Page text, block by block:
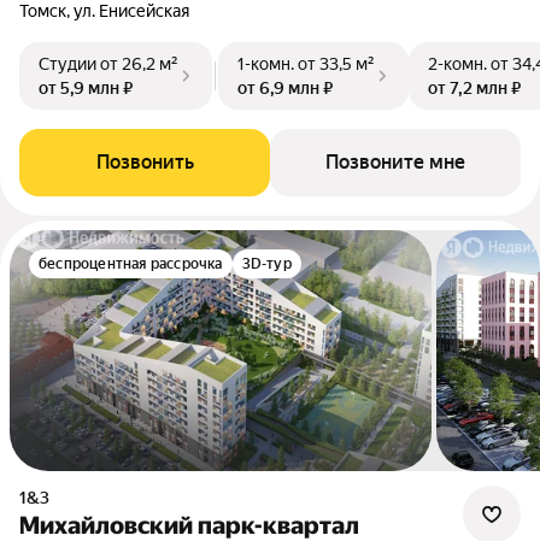
Томск, ул. Енисейская
Студииот 26,2 м²
от 5,9 млн ₽
1-комн.от 33,5 м²
от 6,9 млн ₽
2-комн.от
от 7,2 млн ₽
Позвонить Позвоните мне
беспроцентная рассрочка 3D-тур
1&3
Михайловский парк-квартал